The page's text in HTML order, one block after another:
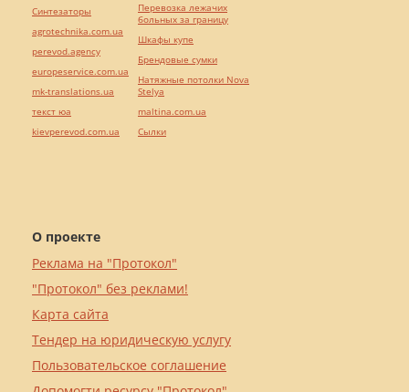
О проекте
Реклама на "Протокол"
"Протокол" без реклами!
Карта сайта
Тендер на юридическую услугу
Пользовательское соглашение
Синтезаторы
agrotechnika.com.ua
perevod.agency
europeservice.com.ua
mk-translations.ua
текст юа
kievperevod.com.ua
Перевозка лежачих
больных за границу
Шкафы купе
Брендовые сумки
Натяжные потолки Nova
Stelya
maltina.com.ua
Cылки